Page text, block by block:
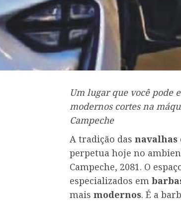
Um lugar que você pode
modernos cortes na
Campeche
A tradição das navalhas
perpetua hoje no
Campeche, 2081. O
especializados em
mais modernos. É a